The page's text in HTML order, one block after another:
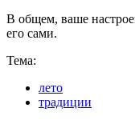
В общем, ваше
его сами.
Тема:
лето
традиции